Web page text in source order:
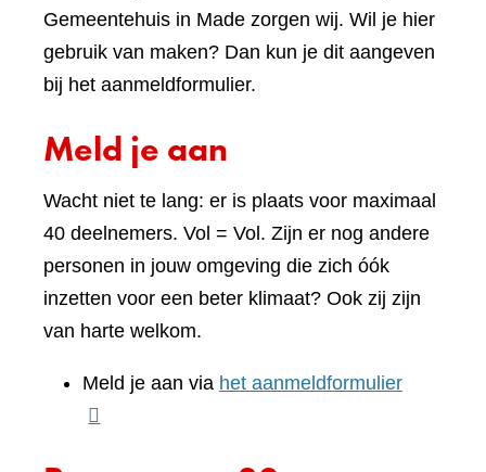
Gemeentehuis in Made zorgen wij. Wil je hier
gebruik van maken? Dan kun je dit aangeven
bij het aanmeldformulier.
Meld je aan
Wacht niet te lang: er is plaats voor maximaal
40 deelnemers. Vol = Vol. Zijn er nog andere
personen in jouw omgeving die zich óók
inzetten voor een beter klimaat? Ook zij zijn
van harte welkom.
Meld je aan via het aanmeldformulier(verwijst